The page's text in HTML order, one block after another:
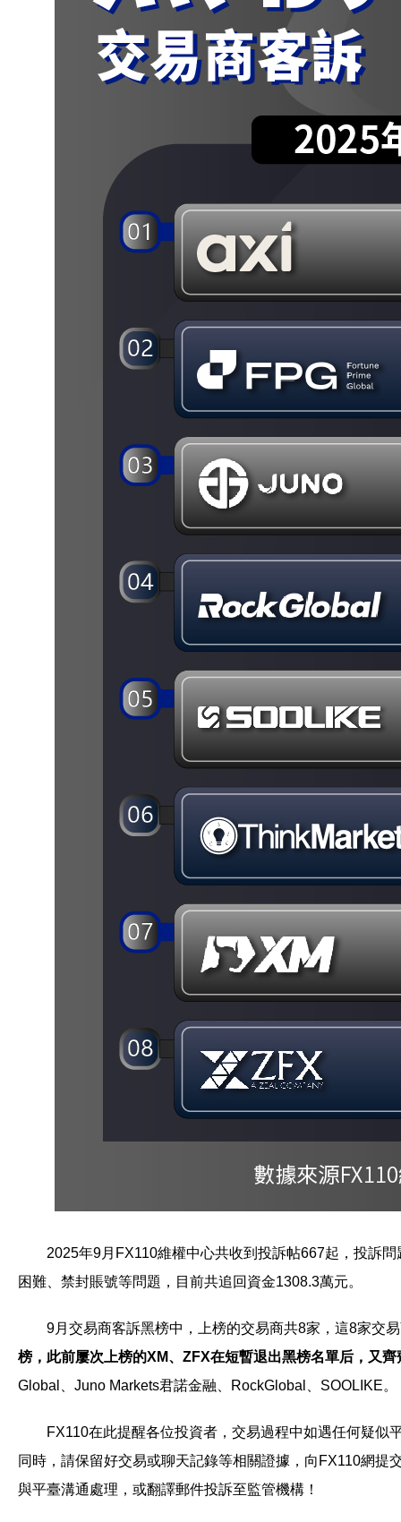
2025年9月FX110維權中心共收到投訴帖667起，投訴
困難、禁封賬號等問題，目前共追回資金1308.3萬元。
9月交易商客訴黑榜中，上榜的交易商共8家，這8家交
榜，此前屢次上榜的XM、ZFX在短暫退出黑榜名單后，又齊
Global、Juno Markets君諾金融、RockGlobal、SOOLIKE。
FX110在此提醒各位投資者，交易過程中如遇任何疑
同時，請保留好交易或聊天記錄等相關證據，向FX110網
與平臺溝通處理，或翻譯郵件投訴至監管機構！